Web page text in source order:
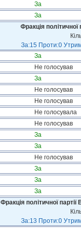
За
За
Фракція
За:15 Проти:0
За
Не голосував
За
Не голосував
Не голосував
Не голосувала
Не голосував
За
За
Не голосував
За
За
За
Фракція політичної
За:13 Проти:0